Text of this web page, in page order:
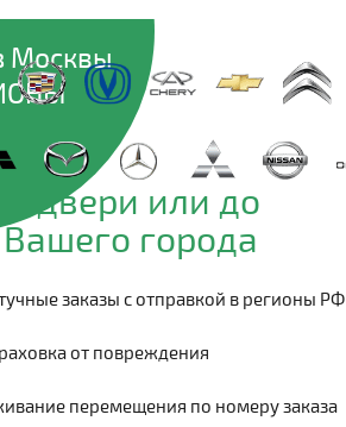
Москвы
двери или до
города
заказы с отправкой в регионы РФ
от повреждения
перемещения по номеру заказа